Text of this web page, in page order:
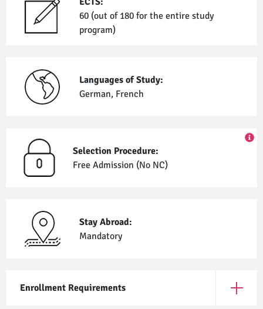
60 (out of 180 for the entire study
program)
Languages of Study:
German, French
Selection Procedure:
Free Admission (No NC)
Stay Abroad:
Mandatory
Enrollment Requirements
Open